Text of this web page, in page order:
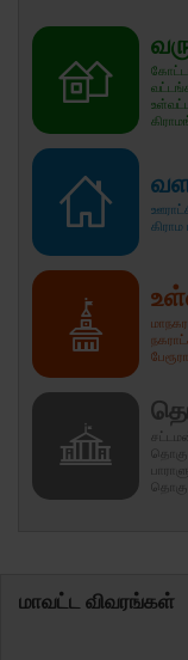
மாவட்ட விவரங்கள்